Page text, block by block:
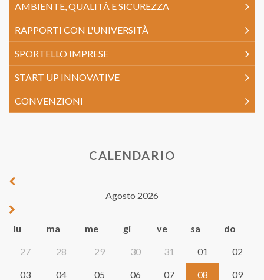
AMBIENTE, QUALITÀ E SICUREZZA
RAPPORTI CON L'UNIVERSITÀ
SPORTELLO IMPRESE
START UP INNOVATIVE
CONVENZIONI
CALENDARIO
Agosto 2026
lu ma me gi ve sa do
27 28 29 30 31 01 02
03 04 05 06 07 08 09